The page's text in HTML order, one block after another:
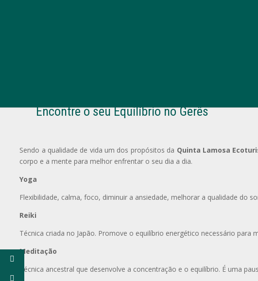
Encontre o seu Equilíbrio no Gerês
Sendo a qualidade de vida um dos propósitos da Quinta Lamosa
corpo e a mente para melhor enfrentar o seu dia a dia.
Yoga
Flexibilidade, calma, foco, diminuir a ansiedade, melhorar a qualidade do
Reiki
Técnica criada no Japão. Promove o equilíbrio energético necessário
Meditação
Técnica ancestral que desenvolve a concentração e o equilíbrio. É uma